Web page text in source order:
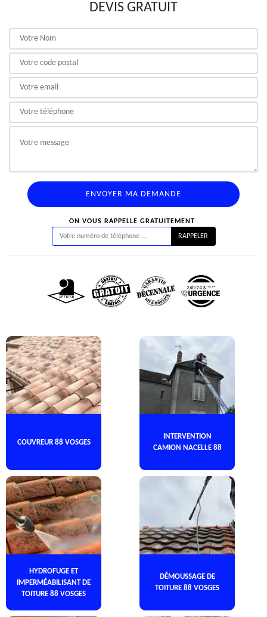
DEVIS GRATUIT
ON VOUS RAPPELLE GRATUITEMENT
COUVREUR 88 VOSGES
INTERVENTION
CAMION NACELLE 88
HYDROFUGE ET
IMPERMÉABILISANT DE
TOITURE 88 VOSGES
DÉMOUSSAGE DE
TOITURE 88 VOSGES